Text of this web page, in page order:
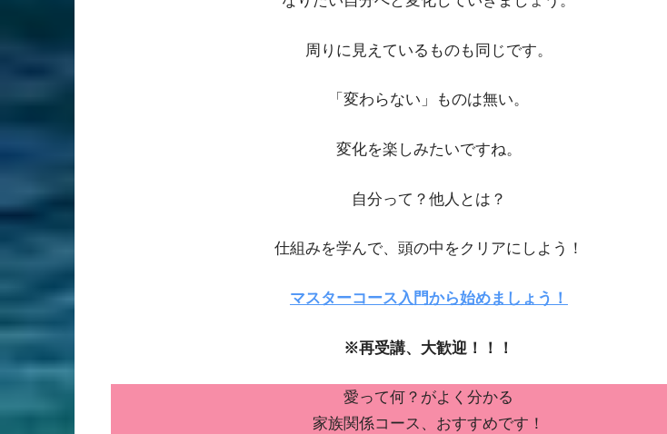
周りに見えているものも同じです。
「変わらない」ものは無い。
変化を楽しみたいですね。
自分って？他人とは？
仕組みを学んで、頭の中をクリアにしよう！
マスターコース入門から始めましょう！
※再受講、大歓迎！！！
愛って何？がよく分かる
家族関係コース、おすすめです！